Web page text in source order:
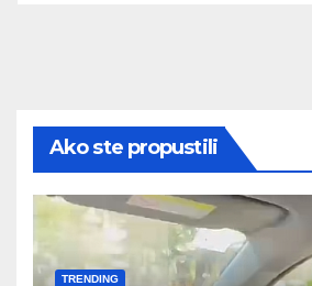
Ako ste propustili
TRENDING